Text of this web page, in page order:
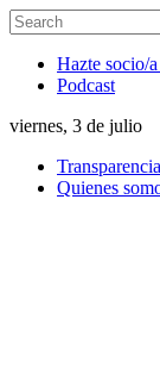
Hazte socio/
Podcast
viernes, 3 de julio
Transparencia
Quienes